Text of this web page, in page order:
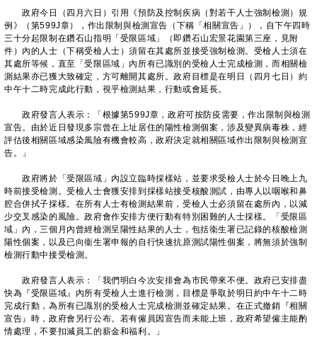
政府今日（四月六日）引用《預防及控制疾病（對若干人士強制檢測）規
例》（第599J章），作出限制與檢測宣告（下稱「相關宣告」），自下午四時
三十分起限制在鑽石山指明「受限區域」（即鑽石山宏景花園第三座，見附
件）內的人士（下稱受檢人士）須留在其處所並接受強制檢測。受檢人士須在
其處所等候，直至「受限區域」內所有已識別的受檢人士完成檢測，而相關檢
測結果亦已獲大致確定，方可離開其處所。政府目標是在明日（四月七日）約
中午十二時完成此行動，視乎檢測結果，行動或會延長。
政府發言人表示：「根據第599J章，政府可按防疫需要，作出限制與檢測
宣告。由於近日發現多宗曾在上址居住的陽性檢測個案，涉及變異病毒株，經
評估後相關區域感染風險有機會較高，政府決定就相關區域作出限制與檢測宣
告。」
政府將於「受限區域」內設立臨時採樣站，並要求受檢人士於今日晚上九
時前接受檢測。受檢人士會獲安排到採樣站接受核酸測試，由專人以咽喉和鼻
腔合併拭子採樣。在所有人士有檢測結果前，受檢人士必須留在處所內，以減
少交叉感染的風險。政府會作安排方便行動有特別困難的人士採樣。「受限區
域」內，三個月內曾經檢測呈陽性結果的人士，包括衞生署已記錄的核酸檢測
陽性個案，以及已向衞生署申報的自行快速抗原測試陽性個案，將無須於強制
檢測行動中接受檢測。
政府發言人表示：「我們明白今次安排會為市民帶來不便。政府已安排盡
快為『受限區域』內所有受檢人士進行檢測，目標是爭取於明日約中午十二時
完成行動，為所有已識別的受檢人士完成檢測並確定結果。在正式撤銷『相關
宣告』時，政府會另行公布。若有僱員因宣告而未能上班，政府希望僱主能酌
情處理，不要扣減員工的薪金和福利。」